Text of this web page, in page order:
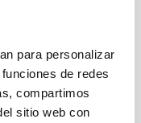
para personalizar
de redes
compartimos
sitio web con
López/IAC.